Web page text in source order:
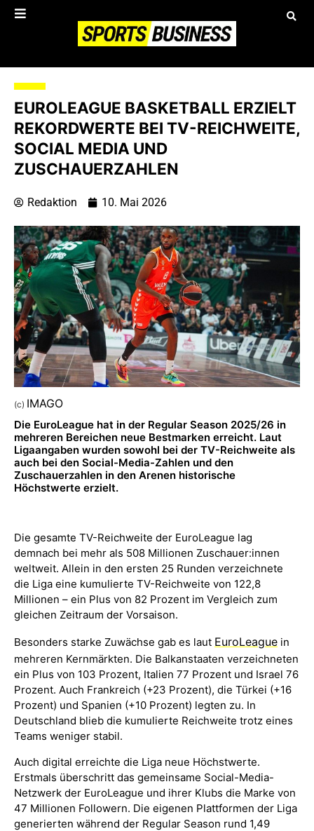
EUROLEAGUE BASKETBALL ERZIELT
REKORDWERTE BEI TV-REICHWEITE,
SOCIAL MEDIA UND
ZUSCHAUERZAHLEN
Redaktion 10. Mai 2026
(c) IMAGO
Die EuroLeague hat in der Regular Season 2025/26 in
mehreren Bereichen neue Bestmarken erreicht. Laut
Ligaangaben wurden sowohl bei der TV-Reichweite als
auch bei den Social-Media-Zahlen und den
Zuschauerzahlen in den Arenen historische
Höchstwerte erzielt.
Die gesamte TV-Reichweite der EuroLeague lag
demnach bei mehr als 508 Millionen Zuschauer:innen
weltweit. Allein in den ersten 25 Runden verzeichnete
die Liga eine kumulierte TV-Reichweite von 122,8
Millionen – ein Plus von 82 Prozent im Vergleich zum
gleichen Zeitraum der Vorsaison.
Besonders starke Zuwächse gab es laut EuroLeague in
mehreren Kernmärkten. Die Balkanstaaten verzeichneten
ein Plus von 103 Prozent, Italien 77 Prozent und Israel 76
Prozent. Auch Frankreich (+23 Prozent), die Türkei (+16
Prozent) und Spanien (+10 Prozent) legten zu. In
Deutschland blieb die kumulierte Reichweite trotz eines
Teams weniger stabil.
Auch digital erreichte die Liga neue Höchstwerte.
Erstmals überschritt das gemeinsame Social-Media-
Netzwerk der EuroLeague und ihrer Klubs die Marke von
47 Millionen Followern. Die eigenen Plattformen der Liga
generierten während der Regular Season rund 1,49